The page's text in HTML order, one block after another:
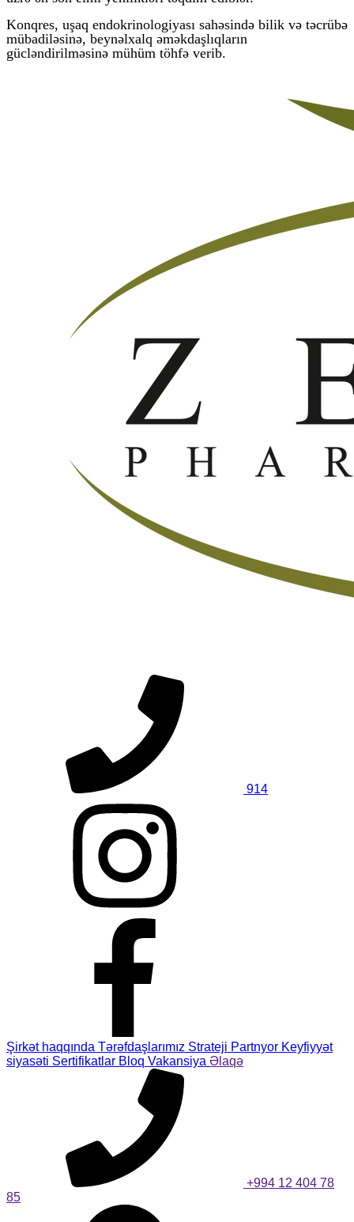
Konqres, uşaq endokrinologiyası sahəsində bilik və təcrübə
mübadiləsinə, beynəlxalq əməkdaşlıqların
gücləndirilməsinə mühüm töhfə verib.
914
Şirkət haqqında Tərəfdaşlarımız Strateji Partnyor Keyfiyyət
siyasəti Sertifikatlar Bloq Vakansiya Əlaqə
+994 12 404 78
85